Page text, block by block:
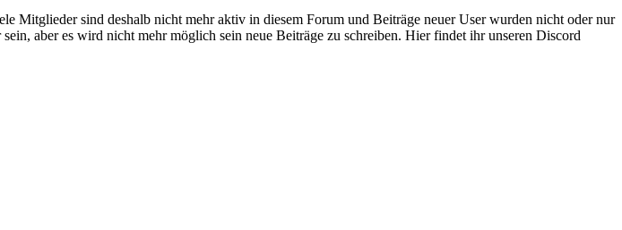
Mitglieder sind deshalb nicht mehr aktiv in diesem Forum und Beiträge neuer User wurden nicht oder nur
aber es wird nicht mehr möglich sein neue Beiträge zu schreiben. Hier findet ihr unseren Discord